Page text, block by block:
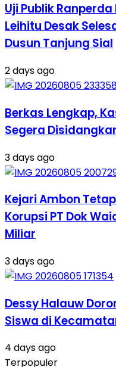
Uji Publik
Leihitu Desak
Dusun Tanjung Sial
2 days ago
Berkas Lengkap,
Segera
3 days ago
Kejari Ambon
Korupsi PT Dok
Miliar
3 days ago
Dessy Halauw
Siswa di
4 days ago
Terpopuler